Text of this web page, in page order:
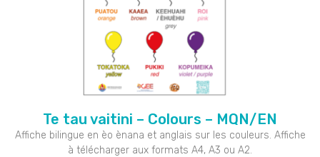
Te tau vaitini – Colours – MQN/EN
Affiche bilingue en èo ènana et anglais sur les couleurs. Affiche
à télécharger aux formats A4, A3 ou A2.